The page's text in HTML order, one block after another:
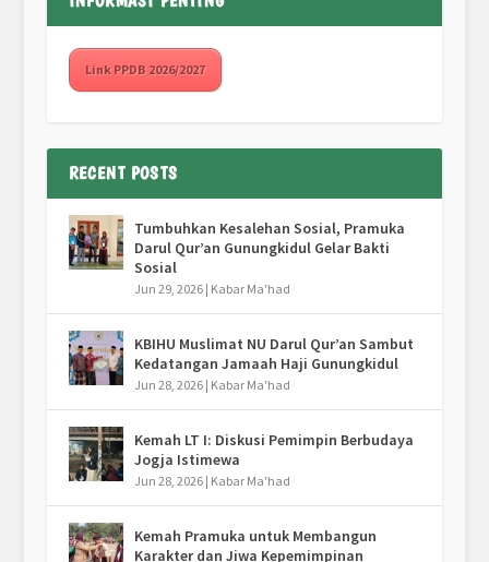
Link PPDB 2026/2027
RECENT POSTS
Tumbuhkan Kesalehan Sosial, Pramuka
Darul Qur’an Gunungkidul Gelar Bakti
Sosial
Jun 29, 2026| Kabar Ma'had
KBIHU Muslimat NU Darul Qur’an Sambut
Kedatangan Jamaah Haji Gunungkidul
Jun 28, 2026| Kabar Ma'had
Kemah LT I: Diskusi Pemimpin Berbudaya
Jogja Istimewa
Jun 28, 2026| Kabar Ma'had
Kemah Pramuka untuk Membangun
Karakter dan Jiwa Kepemimpinan